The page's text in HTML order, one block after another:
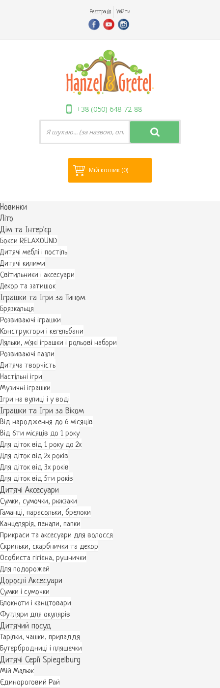
Реєстрація Увійти
+38 (050) 648-72-88
Мій кошик (0)
Новинки
Літо
Дім та Інтер'єр
Бокси RELAXOUND
Дитячі меблі і постіль
Дитячі килими
Світильники і аксесуари
Декор та затишок
Іграшки та Ігри за Типом
Брязкальця
Розвиваючі іграшки
Конструктори і кегельбани
Ляльки, м'які іграшки і рольові набори
Розвиваючі пазли
Дитяча творчість
Настільні ігри
Музичні іграшки
Ігри на вулиці і у воді
Іграшки та Ігри за Віком
Від народження до 6 місяців
Від 6ти місяців до 1 року
Для діток від 1 року до 2х
Для діток від 2х років
Для діток від 3х років
Для діток від 5ти років
Дитячі Аксесуари
Сумки, сумочки, рюкзаки
Гаманці, парасольки, брелоки
Канцелярія, пенали, папки
Прикраси та аксесуари для волосся
Скриньки, скарбнички та декор
Особиста гігієна, рушнички
Для подорожей
Дорослі Аксесуари
Сумки і сумочки
Блокноти і канцтовари
Футляри для окулярів
Дитячий посуд
Тарілки, чашки, приладдя
Бутербродниці і пляшечки
Дитячі Серії Spiegelburg
Мій Малюк
Єдинороговий Рай